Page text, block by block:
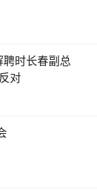
时长春副总
对